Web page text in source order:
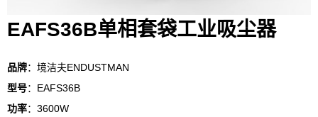
EAFS36B单相套袋工业吸尘器
品牌：境洁夫ENDUSTMAN
型号：EAFS36B
功率：3600W